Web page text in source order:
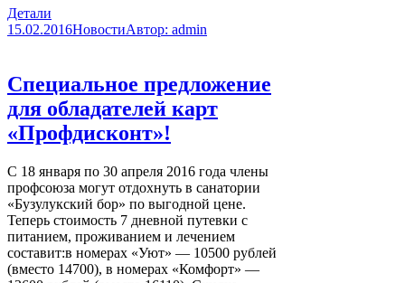
Детали
15.02.2016НовостиАвтор: admin
Специальное предложение
для обладателей карт
«Профдисконт»!
С 18 января по 30 апреля 2016 года члены
профсоюза могут отдохнуть в санатории
«Бузулукский бор» по выгодной цене.
Теперь стоимость 7 дневной путевки с
питанием, проживанием и лечением
составит:в номерах «Уют» — 10500 рублей
(вместо 14700), в номерах «Комфорт» —